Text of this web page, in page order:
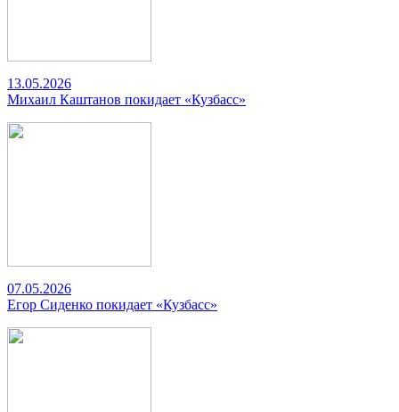
13.05.2026
Михаил Каштанов покидает «Кузбасс»
07.05.2026
Егор Сиденко покидает «Кузбасс»